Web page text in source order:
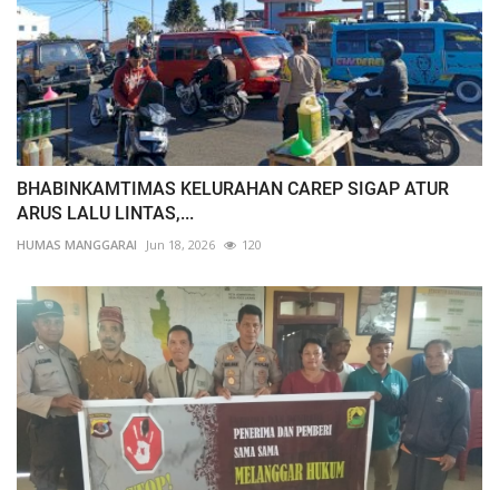
BHABINKAMTIMAS KELURAHAN CAREP SIGAP ATUR
ARUS LALU LINTAS,...
HUMAS MANGGARAI Jun 18, 2026 120